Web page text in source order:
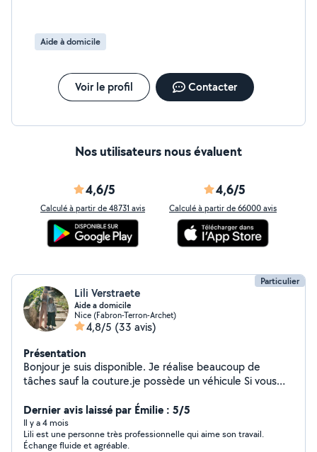
Aide à domicile
Voir le profil Contacter
Nos utilisateurs nous évaluent
4,6/5
Calculé à partir de 48731 avis
4,6/5
Calculé à partir de 66000 avis
Particulier
Lili Verstraete
Aide a domicile
Nice (Fabron-Terron-Archet)
4,8/5 (33 avis)
Présentation
Bonjour je suis disponible. Je réalise beaucoup de
tâches sauf la couture.je possède un véhicule Si vous
contacter Merci d'avance
Dernier avis laissé par Émilie : 5/5
Il y a 4 mois
Lili est une personne très professionnelle qui aime son travail.
Échange fluide et agréable.